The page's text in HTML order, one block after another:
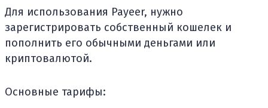
Для использования Payeer, нужно
зарегистрировать собственный кошелек и
пополнить его обычными деньгами или
криптовалютой.
Основные тарифы: